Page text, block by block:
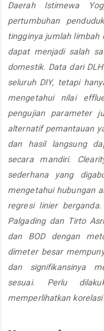
Content
Daerah Istimewa
pertumbuhan
tingginya jumlah limbah
dapat menjadi salah
domestik. Data dari
seluruh DIY, tetapi
mengetahui nilai
pengujian parameter
alternatif pemantauan
dan hasil langsung
secara mandiri.
sederhana yang
mengetahui hubungan
regresi linier
Palgading dan Tirto
dan BOD dengan
dimeter besar
dan signifikansinya
sesuai. Perlu
memperlihatkan